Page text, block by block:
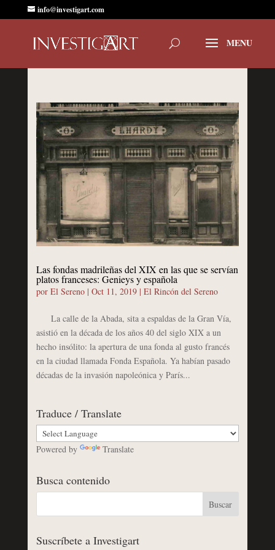
info@investigart.com
Las fondas madrileñas del XIX en las que se servían
platos franceses: Genieys y española
por El Sereno| Oct 11, 2019| El Rincón del Sereno
La calle de la Abada, sita a espaldas de la Gran Vía,
asistió en la década de los años 40 del siglo XIX a un
hecho insólito: la apertura de una fonda al gusto francés
en la ciudad llamada Fonda Española. Ya habían pasado
décadas de la invasión napoleónica y París...
Traduce / Translate
Powered by Translate
Busca contenido
Suscríbete a Investigart